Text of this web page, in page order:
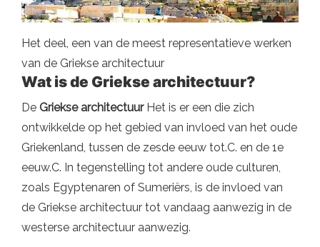
Het deel, een van de meest representatieve werken
van de Griekse architectuur
Wat is de Griekse architectuur?
De Griekse architectuurHet is er een die zich
ontwikkelde op het gebied van invloed van het oude
Griekenland, tussen de zesde eeuw tot.C. en de 1e
eeuw.C. In tegenstelling tot andere oude culturen,
zoals Egyptenaren of Sumeriërs, is de invloed van
de Griekse architectuur tot vandaag aanwezig in de
westerse architectuur aanwezig.